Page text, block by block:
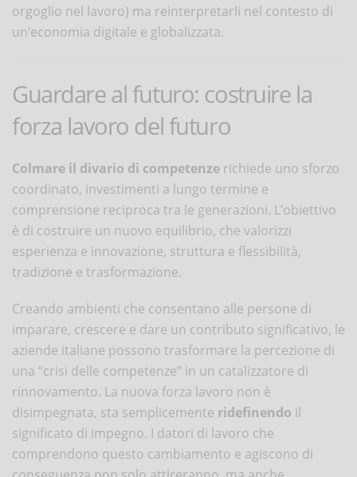
orgoglio nel lavoro) ma reinterpretarli nel contesto di
un’economia digitale e globalizzata.
Guardare al futuro: costruire la
forza lavoro del futuro
Colmare il divario di competenze richiede uno sforzo
coordinato, investimenti a lungo termine e
comprensione reciproca tra le generazioni. L’obiettivo
è di costruire un nuovo equilibrio, che valorizzi
esperienza e innovazione, struttura e flessibilità,
tradizione e trasformazione.
Creando ambienti che consentano alle persone di
imparare, crescere e dare un contributo significativo, le
aziende italiane possono trasformare la percezione di
una “crisi delle competenze” in un catalizzatore di
rinnovamento. La nuova forza lavoro non è
disimpegnata, sta semplicemente ridefinendo il
significato di impegno. I datori di lavoro che
comprendono questo cambiamento e agiscono di